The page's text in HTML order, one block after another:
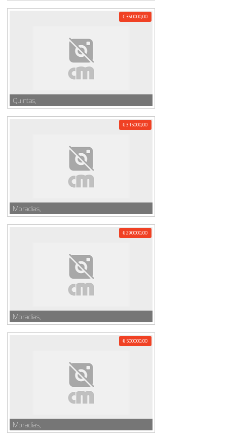
€ 360000,00
Quintas,
€ 315000,00
Moradias,
€ 290000,00
Moradias,
€ 500000,00
Moradias,